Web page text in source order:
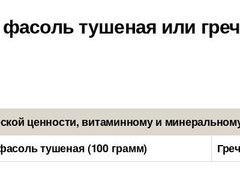
тушеная или
ценности, витаминному и
тушеная (100 грамм)